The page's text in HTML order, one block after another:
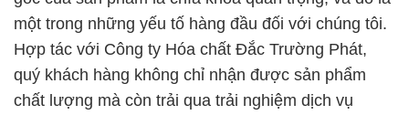
một trong những yếu tố hàng đầu đối với chúng tôi.
Hợp tác với Công ty Hóa chất Đắc Trường Phát,
quý khách hàng không chỉ nhận được sản phẩm
chất lượng mà còn trải qua trải nghiệm dịch vụ